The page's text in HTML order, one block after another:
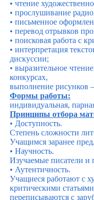
• чтение
• прослушивание
• письменное
• перевод отрывков
• поисковая работа с
• интерпретация
дискуссии;
• выразительное
конкурсах,
выполнение рисунков
Формы работы:
индивидуальная,
Принципы отбора
• Доступность.
Степень сложности
Учащимся заранее
• Научность.
Изучаемые писатели и
• Аутентичность.
Учащиеся работают с
критическими
переписываются с